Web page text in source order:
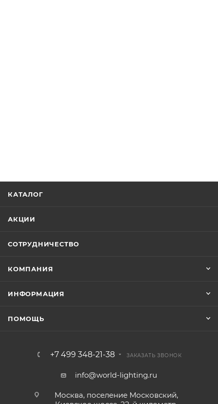
КАТАЛОГ
АКЦИИ
СОТРУДНИЧЕСТВО
КОМПАНИЯ
ИНФОРМАЦИЯ
ПОМОЩЬ
+7 499 348-21-38 ЗАКАЗАТЬ ЗВОНОК
info@world-lighting.ru
Москва, поселение Московский,